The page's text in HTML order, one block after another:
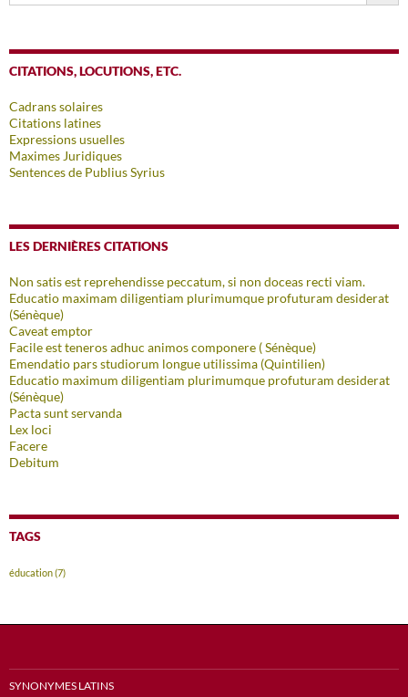
CITATIONS, LOCUTIONS, ETC.
Cadrans solaires
Citations latines
Expressions usuelles
Maximes Juridiques
Sentences de Publius Syrius
LES DERNIÈRES CITATIONS
Non satis est reprehendisse peccatum, si non doceas recti viam.
Educatio maximam diligentiam plurimumque profuturam desiderat
(Sénèque)
Caveat emptor
Facile est teneros adhuc animos componere ( Sénèque)
Emendatio pars studiorum longue utilissima (Quintilien)
Educatio maximum diligentiam plurimumque profuturam desiderat
(Sénèque)
Pacta sunt servanda
Lex loci
Facere
Debitum
TAGS
éducation(7)
SYNONYMES LATINS